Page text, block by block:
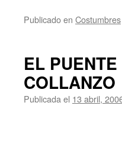
Publicado en Costumbres
EL
COLLANZO
Publicada el 13 abril,